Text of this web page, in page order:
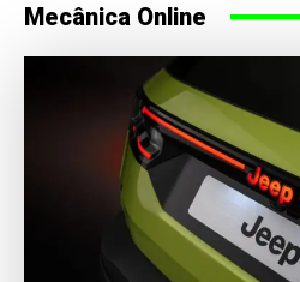
Mecânica Online